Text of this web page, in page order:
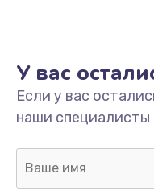
Не
У вас
Если у вас
наши специалисты